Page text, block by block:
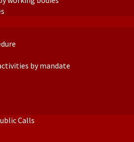
by mandate
Calls